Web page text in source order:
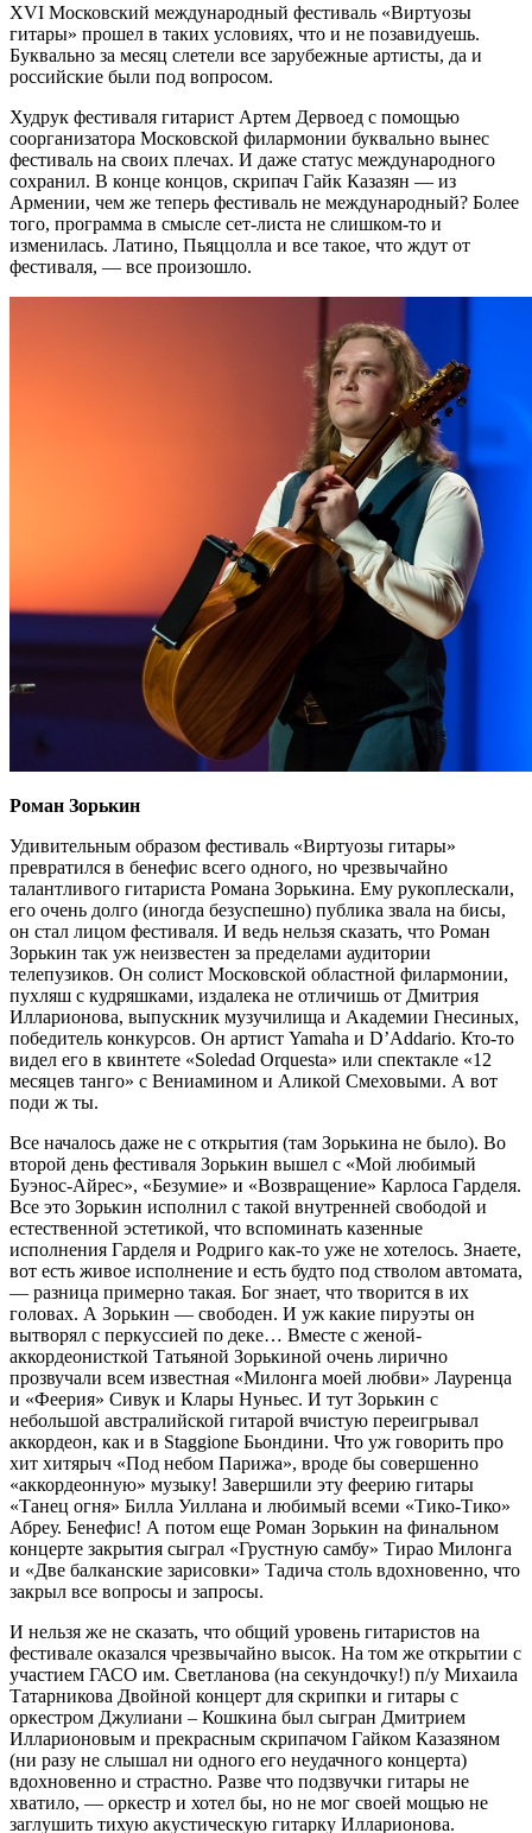
XVI Московский международный фестиваль «Виртуозы
гитары» прошел в таких условиях, что и не позавидуешь.
Буквально за месяц слетели все зарубежные артисты, да и
российские были под вопросом.
Худрук фестиваля гитарист Артем Дервоед с помощью
соорганизатора Московской филармонии буквально вынес
фестиваль на своих плечах. И даже статус международного
сохранил. В конце концов, скрипач Гайк Казазян — из
Армении, чем же теперь фестиваль не международный? Более
того, программа в смысле сет-листа не слишком-то и
изменилась. Латино, Пьяццолла и все такое, что ждут от
фестиваля, — все произошло.
Роман Зорькин
Удивительным образом фестиваль «Виртуозы гитары»
превратился в бенефис всего одного, но чрезвычайно
талантливого гитариста Романа Зорькина. Ему рукоплескали,
его очень долго (иногда безуспешно) публика звала на бисы,
он стал лицом фестиваля. И ведь нельзя сказать, что Роман
Зорькин так уж неизвестен за пределами аудитории
телепузиков. Он солист Московской областной филармонии,
пухляш с кудряшками, издалека не отличишь от Дмитрия
Илларионова, выпускник музучилища и Академии Гнесиных,
победитель конкурсов. Он артист Yamaha и D’Addario. Кто-то
видел его в квинтете «Soledad Orquesta» или спектакле «12
месяцев танго» с Вениамином и Аликой Смеховыми. А вот
поди ж ты.
Все началось даже не с открытия (там Зорькина не было). Во
второй день фестиваля Зорькин вышел с «Мой любимый
Буэнос-Айрес», «Безумие» и «Возвращение» Карлоса Гарделя.
Все это Зорькин исполнил с такой внутренней свободой и
естественной эстетикой, что вспоминать казенные
исполнения Гарделя и Родриго как-то уже не хотелось. Знаете,
вот есть живое исполнение и есть будто под стволом автомата,
— разница примерно такая. Бог знает, что творится в их
головах. А Зорькин — свободен. И уж какие пируэты он
вытворял с перкуссией по деке… Вместе с женой-
аккордеонисткой Татьяной Зорькиной очень лирично
прозвучали всем известная «Милонга моей любви» Лауренца
и «Феерия» Сивук и Клары Нуньес. И тут Зорькин с
небольшой австралийской гитарой вчистую переигрывал
аккордеон, как и в Staggione Бьондини. Что уж говорить про
хит хитярыч «Под небом Парижа», вроде бы совершенно
«аккордеонную» музыку! Завершили эту феерию гитары
«Танец огня» Билла Уиллана и любимый всеми «Тико-Тико»
Абреу. Бенефис! А потом еще Роман Зорькин на финальном
концерте закрытия сыграл «Грустную самбу» Тирао Милонга
и «Две балканские зарисовки» Тадича столь вдохновенно, что
закрыл все вопросы и запросы.
И нельзя же не сказать, что общий уровень гитаристов на
фестивале оказался чрезвычайно высок. На том же открытии с
участием ГАСО им. Светланова (на секундочку!) п/у Михаила
Татарникова Двойной концерт для скрипки и гитары с
оркестром Джулиани – Кошкина был сыгран Дмитрием
Илларионовым и прекрасным скрипачом Гайком Казазяном
(ни разу не слышал ни одного его неудачного концерта)
вдохновенно и страстно. Разве что подзвучки гитары не
хватило, — оркестр и хотел бы, но не мог своей мощью не
заглушить тихую акустическую гитарку Илларионова.